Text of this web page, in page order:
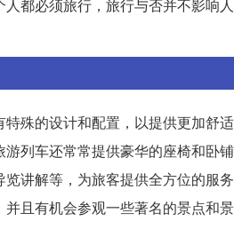
都必须旅行，旅行与否并不影响
殊的设计和配置，以提供更加舒
列车还常常提供豪华的座椅和卧
讲解等，为旅客提供全方位的服
且有机会参观一些著名的景点和景